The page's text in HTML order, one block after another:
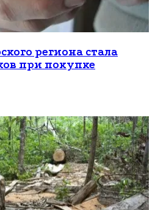
региона стала
при покупке